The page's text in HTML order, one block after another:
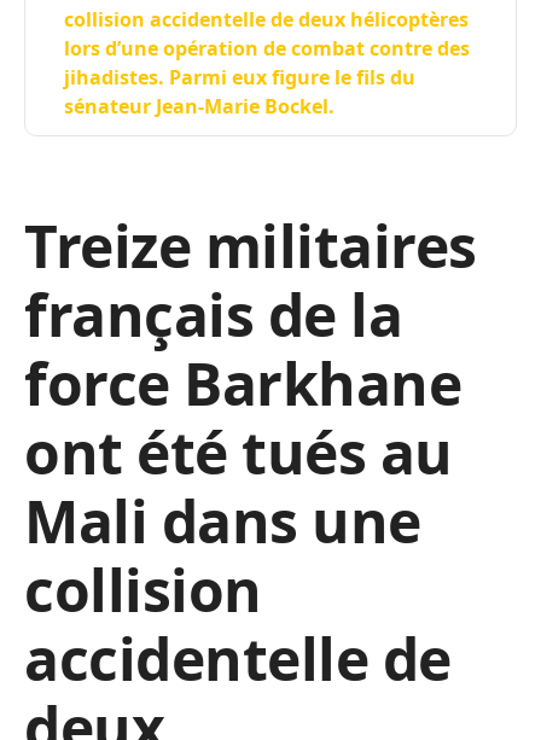
collision accidentelle de deux hélicoptères
lors d’une opération de combat contre des
jihadistes. Parmi eux figure le fils du
sénateur Jean-Marie Bockel.
Treize militaires
français de la
force Barkhane
ont été tués au
Mali dans une
collision
accidentelle de